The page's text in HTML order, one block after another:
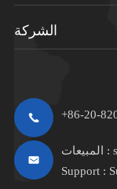
الشركة
+86-20-
المبيعات :
Support :